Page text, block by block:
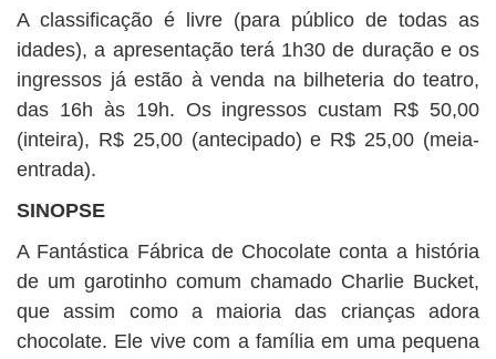
A classificação é livre (para público de todas as
idades), a apresentação terá 1h30 de duração e os
ingressos já estão à venda na bilheteria do teatro,
das 16h às 19h. Os ingressos custam R$ 50,00
(inteira), R$ 25,00 (antecipado) e R$ 25,00 (meia-
entrada).
SINOPSE
A Fantástica Fábrica de Chocolate conta a história
de um garotinho comum chamado Charlie Bucket,
que assim como a maioria das crianças adora
chocolate. Ele vive com a família em uma pequena